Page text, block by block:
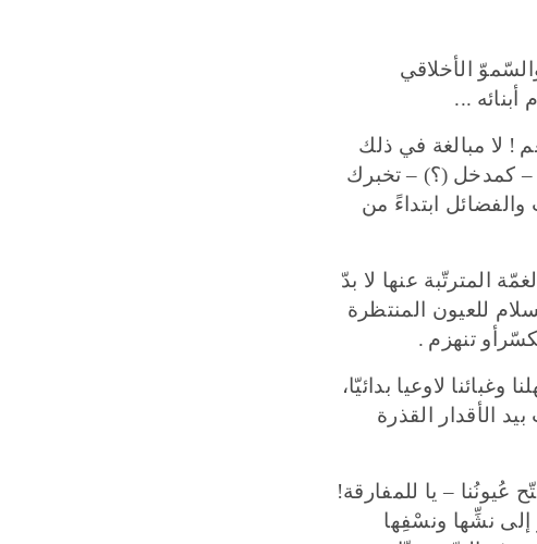
الأخلاقي
...
! لا مبالغة في ذلك
– كمدخل (؟) – تخبرك
ابتداءً من
المترتّبة عنها لا بدّ
للعيون المنتظرة
تنهزم .
وغبائنا لاوعيا بدائيّا،
الأقدار القذرة
عُيونُنا – يا للمفارقة!
إلى نشِّها ونسْفِها